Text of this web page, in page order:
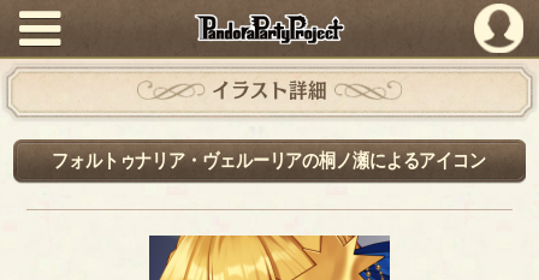
PandoraPartyProject
イラスト詳細
フォルトゥナリア・ヴェルーリアの桐ノ瀬によるアイコン